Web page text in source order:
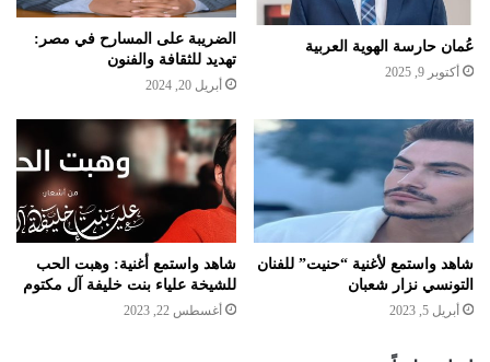
عُمان حارسة الهوية العربية
أكتوبر 9, 2025
الضريبة على المسارح في مصر:
تهديد للثقافة والفنون
أبريل 20, 2024
شاهد واستمع لأغنية “حنيت” للفنان
التونسي نزار شعبان
أبريل 5, 2023
شاهد واستمع أغنية: وهبت الحب
للشيخة علياء بنت خليفة آل مكتوم
أغسطس 22, 2023